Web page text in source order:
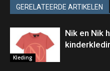
GERELATEERDE ARTIKELEN
Kleding
Nik en Nik